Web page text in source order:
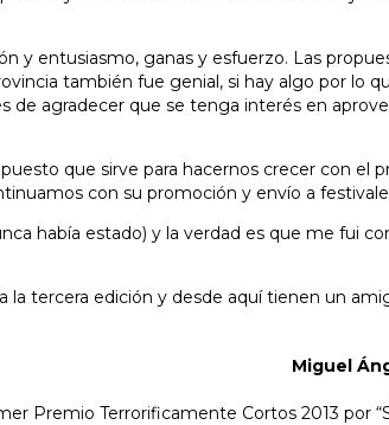
y entusiasmo, ganas y esfuerzo. Las
también fue genial, si hay algo por lo
de agradecer que se tenga interés en
que sirve para hacernos crecer con el
con su promoción y envío a
había estado) y la verdad es que me fui
la tercera edición y desde aquí tienen un
Miguel
Premio Terrorificamente Cortos 2013 por